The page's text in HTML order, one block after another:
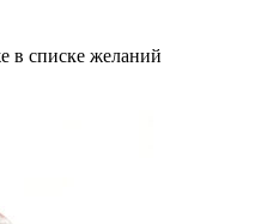
в списке желаний